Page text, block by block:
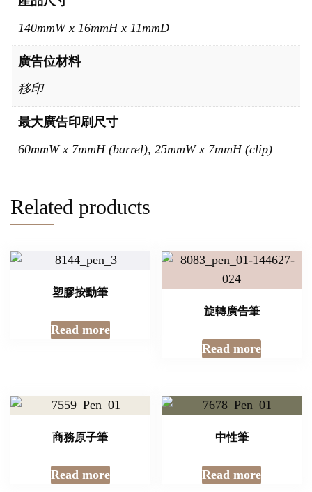
140mmW x 16mmH x 11mmD
廣告位材料
移印
最大廣告印刷尺寸
60mmW x 7mmH (barrel), 25mmW x 7mmH (clip)
Related products
塑膠按動筆
Read more
旋轉廣告筆
Read more
商務原子筆
Read more
中性筆
Read more